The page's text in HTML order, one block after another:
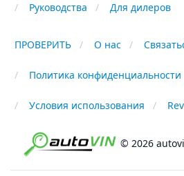
Руководства Для дилеров
ПРОВЕРИТЬ О нас
Политика конфиденциальности
Условия использования
© 2026